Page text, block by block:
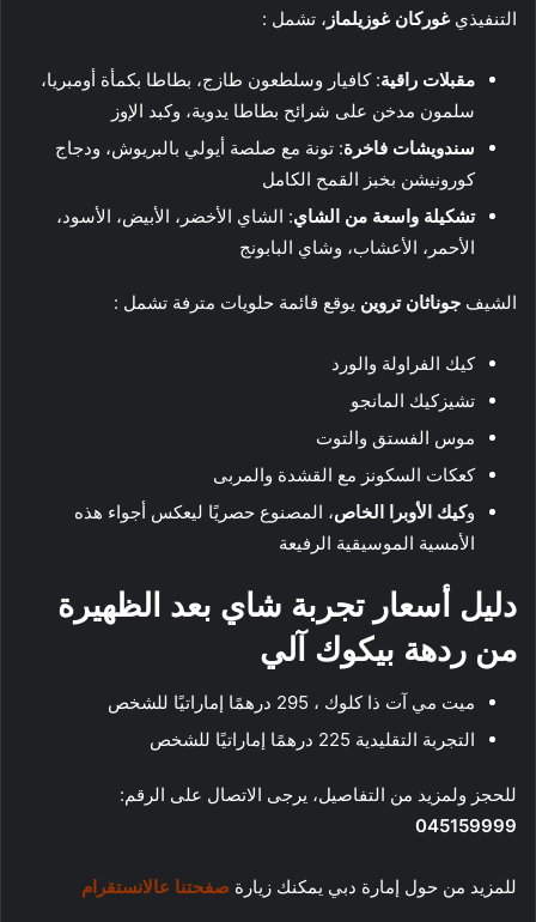
التنفيذي غوركان غوزيلماز ، تشمل :
مقبلات راقية: كافيار وسلطعون طازج، بطاطا بكمأة أومبريا،
سلمون مدخن على شرائح بطاطا يدوية، وكبد الإوز
سندويشات فاخرة: تونة مع صلصة أيولي بالبريوش، ودجاج
كورونيشن بخبز القمح الكامل
تشكيلة واسعة من الشاي: الشاي الأخضر، الأبيض، الأسود،
الأحمر، الأعشاب، وشاي البابونج
الشيف جوناثان تروين يوقع قائمة حلويات مترفة تشمل :
كيك الفراولة والورد
تشيزكيك المانجو
موس الفستق والتوت
كعكات السكونز مع القشدة والمربى
وكيك الأوبرا الخاص، المصنوع حصريًا ليعكس أجواء هذه
الأمسية الموسيقية الرفيعة
دليل أسعار تجربة شاي بعد الظهيرة
من ردهة بيكوك آلي
ميت مي آت ذا كلوك ، 295 درهمًا إماراتيًا للشخص
التجربة التقليدية 225 درهمًا إماراتيًا للشخص
للحجز ولمزيد من التفاصيل، يرجى الاتصال على الرقم:
045159999
للمزيد من حول إمارة دبي يمكنك زيارة صفحتنا عالانستقرام